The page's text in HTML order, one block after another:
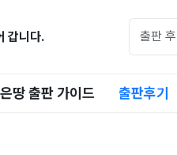
갑니다.
땅 출판 가이드 출판후기